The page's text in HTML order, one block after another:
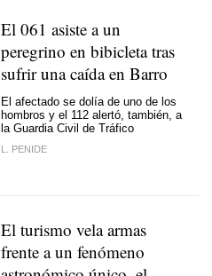
El 061 asiste a un
peregrino en bibicleta tras
sufrir una caída en Barro
El afectado se dolía de uno de los
hombros y el 112 alertó, también, a
la Guardia Civil de Tráfico
L. PENIDE
El turismo vela armas
frente a un fenómeno